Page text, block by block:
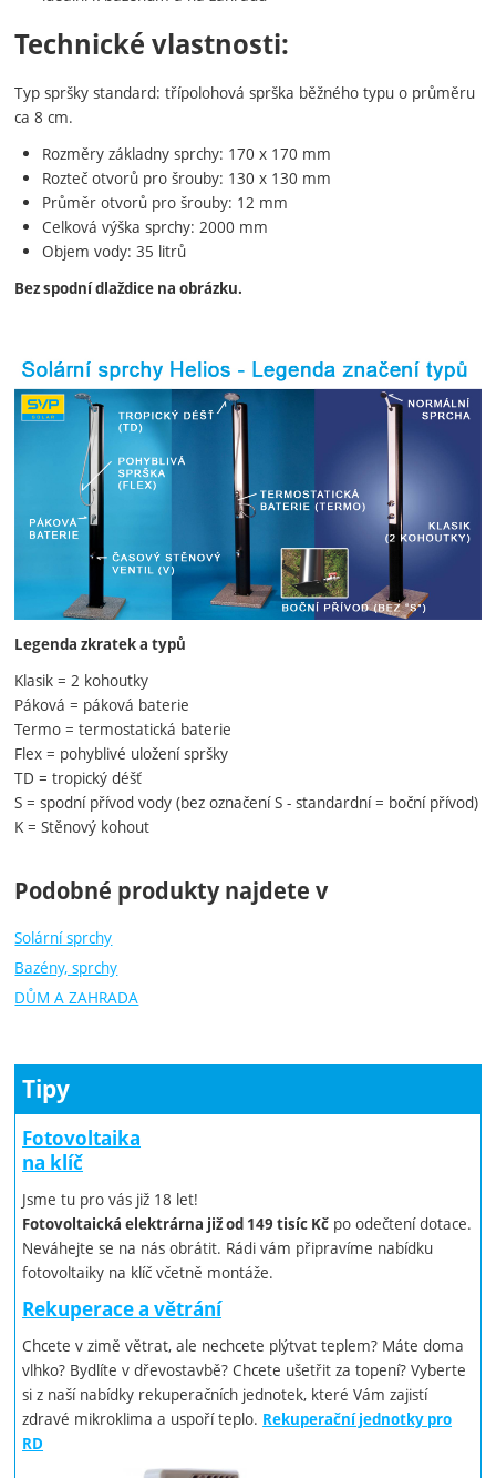
Technické vlastnosti:
Typ spršky standard: třípolohová sprška běžného typu o průměru
ca 8 cm.
Rozměry základny sprchy: 170 x 170 mm
Rozteč otvorů pro šrouby: 130 x 130 mm
Průměr otvorů pro šrouby: 12 mm
Celková výška sprchy: 2000 mm
Objem vody: 35 litrů
Bez spodní dlaždice na obrázku.
Legenda zkratek a typů
Klasik = 2 kohoutky
Páková = páková baterie
Termo = termostatická baterie
Flex = pohyblivé uložení spršky
TD = tropický déšť
S = spodní přívod vody (bez označení S - standardní = boční přívod)
K = Stěnový kohout
Podobné produkty najdete v
Solární sprchy
Bazény, sprchy
DŮM A ZAHRADA
Tipy
Fotovoltaika
na klíč
Jsme tu pro vás již 18 let!
Fotovoltaická elektrárna již od 149 tisíc Kč po odečtení dotace.
Neváhejte se na nás obrátit. Rádi vám připravíme nabídku
fotovoltaiky na klíč včetně montáže.
Rekuperace a větrání
Chcete v zimě větrat, ale nechcete plýtvat teplem? Máte doma
vlhko? Bydlíte v dřevostavbě? Chcete ušetřit za topení? Vyberte
si z naší nabídky rekuperačních jednotek, které Vám zajistí
zdravé mikroklima a uspoří teplo. Rekuperační jednotky pro
RD